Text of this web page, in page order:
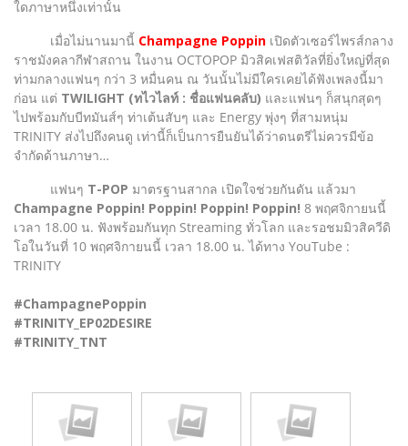
ใดภาษาหนึ่งเท่านั้น
เมื่อไม่นานมานี้ Champagne Poppin เปิดตัวเซอร์ไพรส์กลาง
ราชมังคลากีฬาสถาน ในงาน OCTOPOP มิวสิคเฟสติวัลที่ยิ่งใหญ่ที่สุด
ท่ามกลางแฟนๆ กว่า 3 หมื่นคน ณ วันนั้นไม่มีใครเคยได้ฟังเพลงนี้มา
ก่อน แต่ TWILIGHT (ทไวไลท์ : ชื่อแฟนคลับ) และแฟนๆ ก็สนุกสุดๆ
ไปพร้อมกับบีทมันส์ๆ ท่าเต้นสับๆ และ Energy พุ่งๆ ที่สามหนุ่ม
TRINITY ส่งไปถึงคนดู เท่านี้ก็เป็นการยืนยันได้ว่าดนตรีไม่ควรมีข้อ
จำกัดด้านภาษา…
แฟนๆ T-POP มาตรฐานสากล เปิดใจช่วยกันดัน แล้วมา
Champagne Poppin! Poppin! Poppin! Poppin! 8 พฤศจิกายนนี้
เวลา 18.00 น. ฟังพร้อมกันทุก Streaming ทั่วโลก และรอชมมิวสิควีดิ
โอในวันที่ 10 พฤศจิกายนนี้ เวลา 18.00 น. ได้ทาง YouTube :
TRINITY
#ChampagnePoppin
#TRINITY_EP02DESIRE
#TRINITY_TNT